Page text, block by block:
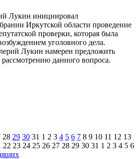
Лукин инициировал
Иркутской области проведение
проверки, которая была
уголовного дела.
Лукин намерен предложить
рассмотрению данного вопроса.
28 29 30 31 1 2 3 4 5 6 7 8 9 10 11 12 13
22 23 24 25 26 27 28 29 30 31 1 2 3 4 5 6